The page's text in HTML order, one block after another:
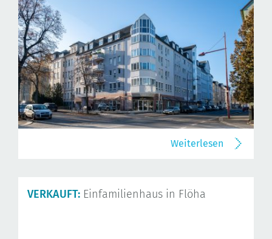
Weiterlesen
VERKAUFT: Einfamilienhaus in Flöha